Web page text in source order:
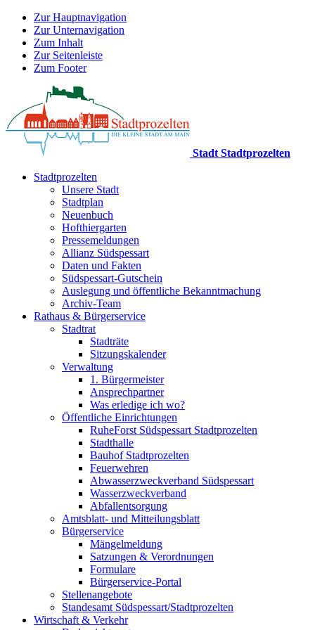
Zur Hauptnavigation
Zur Unternavigation
Zum Inhalt
Zur Seitenleiste
Zum Footer
Stadt Stadtprozelten
Stadtprozelten
Unsere Stadt
Stadtplan
Neuenbuch
Hofthiergarten
Pressemeldungen
Allianz Südspessart
Daten und Fakten
Südspessart-Gutschein
Auslegung und öffentliche Bekanntmachung
Archiv-Team
Rathaus & Bürgerservice
Stadtrat
Stadträte
Sitzungskalender
Verwaltung
1. Bürgermeister
Ansprechpartner
Was erledige ich wo?
Öffentliche Einrichtungen
RuheForst Südspessart Stadtprozelten
Stadthalle
Bauhof Stadtprozelten
Feuerwehren
Abwasserzweckverband Südspessart
Wasserzweckverband
Abfallentsorgung
Amtsblatt- und Mitteilungsblatt
Bürgerservice
Mängelmeldung
Satzungen & Verordnungen
Formulare
Bürgerservice-Portal
Stellenangebote
Standesamt Südspessart/Stadtprozelten
Wirtschaft & Verkehr